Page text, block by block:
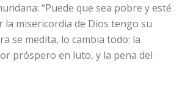
“Puede que sea pobre y esté
misericordia de Dios tengo su
se medita, lo cambia todo: la
próspero en luto, y la pena del